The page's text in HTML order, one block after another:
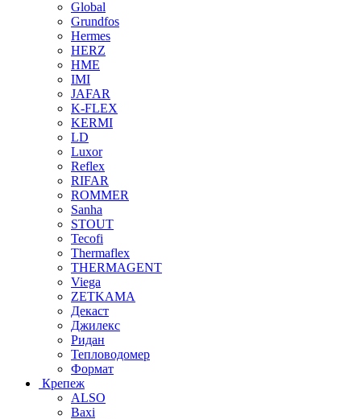
Global
Grundfos
Hermes
HERZ
HME
IMI
JAFAR
K-FLEX
KERMI
LD
Luxor
Reflex
RIFAR
ROMMER
Sanha
STOUT
Tecofi
Thermaflex
THERMAGENT
Viega
ZETKAMA
Декаст
Джилекс
Ридан
Тепловодомер
Формат
Крепеж
ALSO
Baxi